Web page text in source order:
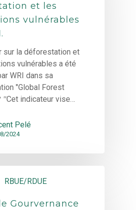
et les
vulnérables
sur la déforestation et
vulnérables a été
WRI dans sa
"Global Forest
ʺCet indicateur vise…
Pelé
2024
RBUE/RDUE
Gourvernance